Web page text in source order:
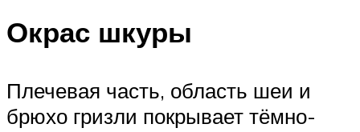
Окрас шкуры
Плечевая часть, область шеи и
брюхо гризли покрывает тёмно-